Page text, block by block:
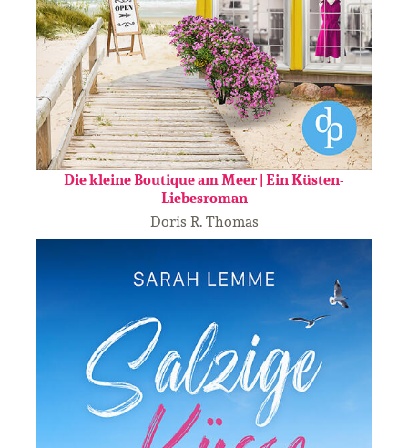
Die kleine Boutique am Meer | Ein Küsten-
Liebesroman
Doris R. Thomas